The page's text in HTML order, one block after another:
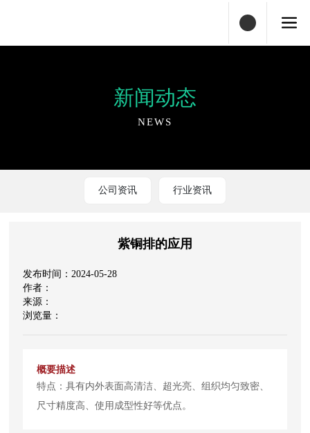
新闻动态
NEWS
公司资讯 行业资讯
紫铜排的应用
2024-05-28
特点：具有内外表面高清洁、超光亮、组织均匀致密、
尺寸精度高、使用成型性好等优点。